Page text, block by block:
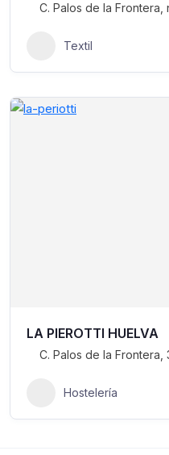
C. Palos de la Frontera,
Textil
LA PIEROTTI HUELVA
C. Palos de la Frontera,
Hostelería